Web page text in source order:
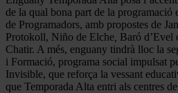
de la qual bona part de la programació
de Programadors, amb propostes de
Protokoll, Niño de Elche Baró d’Evel
Chatir. A més, enguany tindrà lloc la
i Formació, programa social impulsat
Invisible, que reforça la vessant
que Temporada Alta entri als centres